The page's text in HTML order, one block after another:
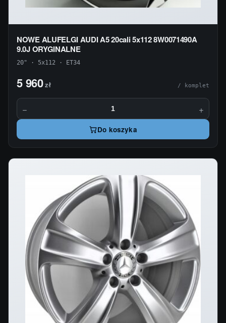
NOWE ALUFELGI AUDI A5 20cali 5x112 8W0071490A
9.0J ORYGINALNE
20" · 5x112 · ET34
5 960zł / komplet
− +
Do koszyka